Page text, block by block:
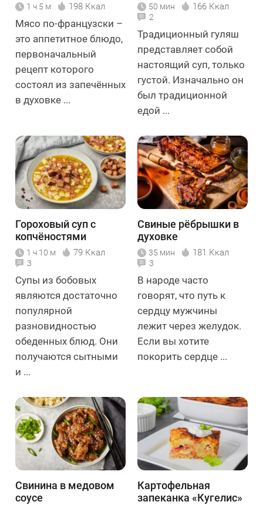
1 ч 5 м 198 Ккал
Мясо по-французски –
это аппетитное блюдо,
первоначальный
рецепт которого
состоял из запечённых
в духовке ...
50 мин 166 Ккал
2
Традиционный гуляш
представляет собой
настоящий суп, только
густой. Изначально он
был традиционной
едой ...
Гороховый суп с
копчёностями
1 ч 10 м 79 Ккал
3
Супы из бобовых
являются достаточно
популярной
разновидностью
обеденных блюд. Они
получаются сытными
и ...
Свиные рёбрышки в
духовке
35 мин 181 Ккал
3
В народе часто
говорят, что путь к
сердцу мужчины
лежит через желудок.
Если вы хотите
покорить сердце ...
Свинина в медовом
соусе
Картофельная
запеканка «Кугелис»